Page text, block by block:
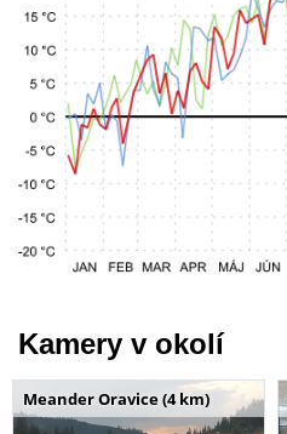
Kamery v okolí
Meander Oravice (4 km)